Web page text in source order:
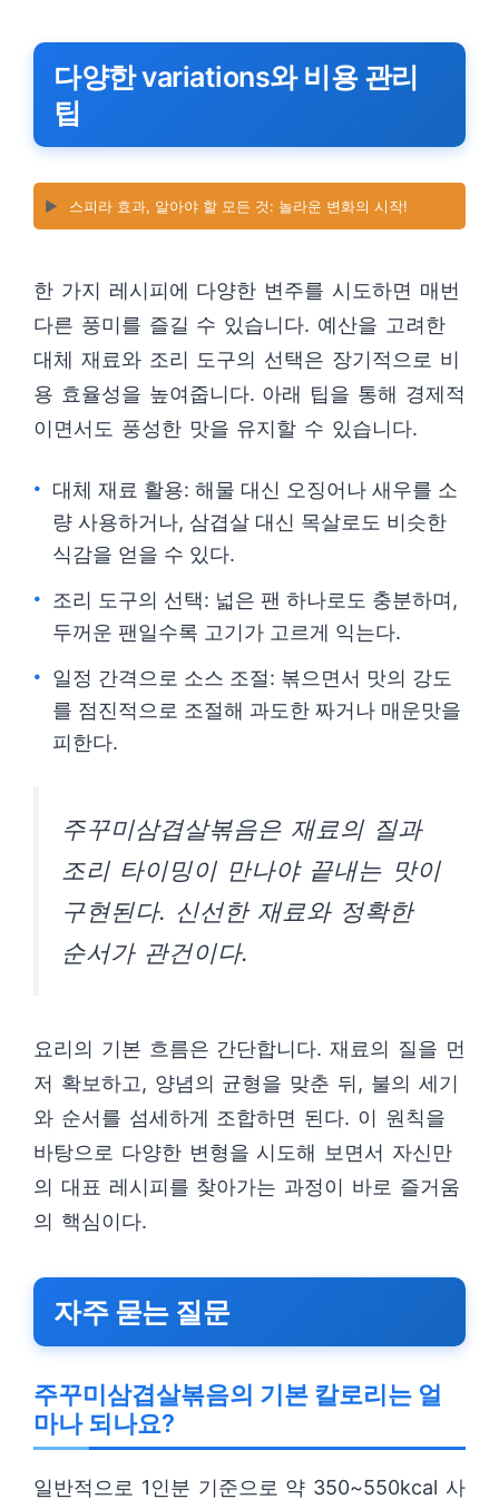
다양한 variations와 비용 관리
팁
▶️ 스피라 효과, 알아야 할 모든 것: 놀라운 변화의 시작!
한 가지 레시피에 다양한 변주를 시도하면 매번
다른 풍미를 즐길 수 있습니다. 예산을 고려한
대체 재료와 조리 도구의 선택은 장기적으로 비
용 효율성을 높여줍니다. 아래 팁을 통해 경제적
이면서도 풍성한 맛을 유지할 수 있습니다.
대체 재료 활용: 해물 대신 오징어나 새우를 소
량 사용하거나, 삼겹살 대신 목살로도 비슷한
식감을 얻을 수 있다.
조리 도구의 선택: 넓은 팬 하나로도 충분하며,
두꺼운 팬일수록 고기가 고르게 익는다.
일정 간격으로 소스 조절: 볶으면서 맛의 강도
를 점진적으로 조절해 과도한 짜거나 매운맛을
피한다.
주꾸미삼겹살볶음은 재료의 질과
조리 타이밍이 만나야 끝내는 맛이
구현된다. 신선한 재료와 정확한
순서가 관건이다.
요리의 기본 흐름은 간단합니다. 재료의 질을 먼
저 확보하고, 양념의 균형을 맞춘 뒤, 불의 세기
와 순서를 섬세하게 조합하면 된다. 이 원칙을
바탕으로 다양한 변형을 시도해 보면서 자신만
의 대표 레시피를 찾아가는 과정이 바로 즐거움
의 핵심이다.
자주 묻는 질문
주꾸미삼겹살볶음의 기본 칼로리는 얼
마나 되나요?
일반적으로 1인분 기준으로 약 350~550kcal 사